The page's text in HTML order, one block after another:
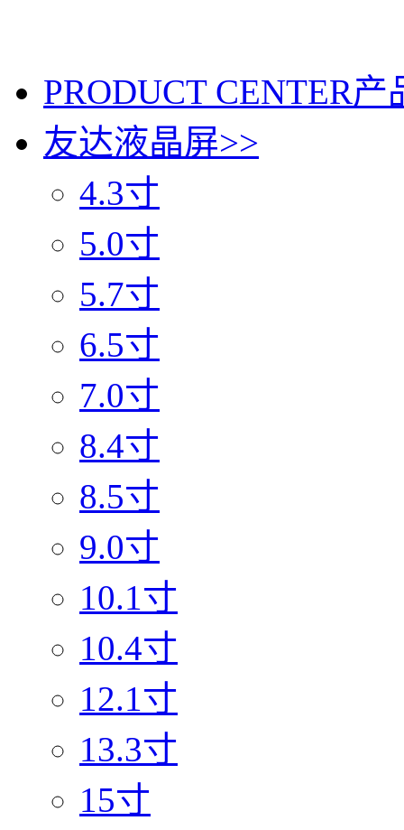
PRODUCT CENTER产
友达液晶屏>>
4.3寸
5.0寸
5.7寸
6.5寸
7.0寸
8.4寸
8.5寸
9.0寸
10.1寸
10.4寸
12.1寸
13.3寸
15寸